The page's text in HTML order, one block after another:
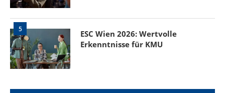
5
ESC Wien 2026: Wertvolle
Erkenntnisse für KMU